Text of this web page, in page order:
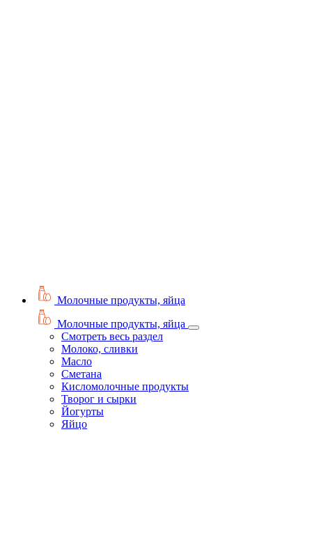
Молочные продукты, яйца
Молочные продукты, яйца
Смотреть весь раздел
Молоко, сливки
Масло
Сметана
Кисломолочные продукты
Творог и сырки
Йогурты
Яйцо